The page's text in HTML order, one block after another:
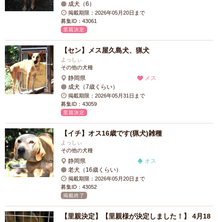
成犬（6）
掲載期限：2026年05月20日まで
募集ID：43061
里親決定
【セン】メス屋久島犬、猟犬
よっしぃ
その他の犬種
静岡県
メス
成犬（7歳くらい）
掲載期限：2026年05月31日まで
募集ID：43059
里親決定
【イチ】オス16歳です(猟犬)雑種
よっしぃ
その他の犬種
静岡県
オス
老犬（16歳くらい）
掲載期限：2026年05月20日まで
募集ID：43052
掲載終了
【里親決定】【里親様が決定しました！】 4月18